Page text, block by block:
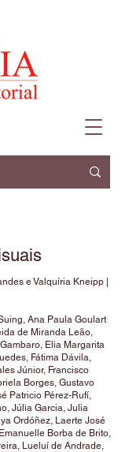
e Valquíria Kneipp |
Ana Paula Goulart
de Miranda Leão,
Elia Margarita
Fátima Dávila,
Júnior, Francisco
Borges, Gustavo
Patricio Pérez-Rufí,
Júlia Garcia, Julia
Ordóñez, Laerte José
Borba de Brito,
Lueluí de Andrade,